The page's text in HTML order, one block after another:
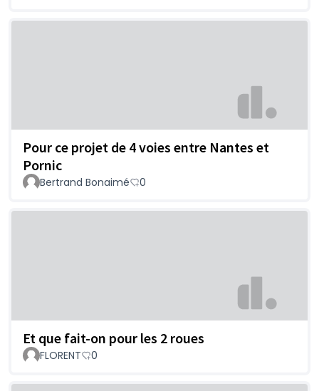
Pour ce projet de 4 voies entre Nantes et
Pornic
Bertrand Bonaimé 0
Et que fait-on pour les 2 roues
FLORENT 0